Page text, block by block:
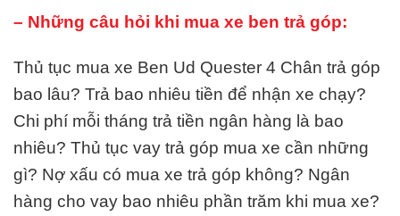
– Những câu hỏi khi mua xe ben trả góp:
Thủ tục mua xe Ben Ud Quester 4 Chân trả góp
bao lâu? Trả bao nhiêu tiền để nhận xe chạy?
Chi phí mỗi tháng trả tiền ngân hàng là bao
nhiêu? Thủ tục vay trả góp mua xe cần những
gì? Nợ xấu có mua xe trả góp không? Ngân
hàng cho vay bao nhiêu phần trăm khi mua xe?